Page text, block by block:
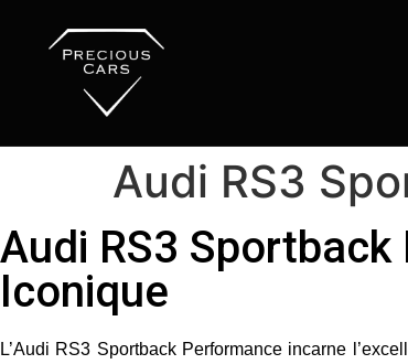
Audi RS3
Audi RS3
Iconique
L’Audi RS3 Sportback Performance incarne